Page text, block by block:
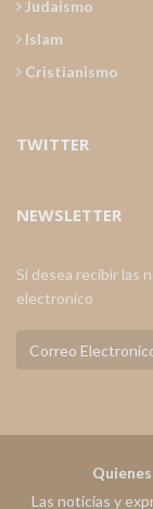
Judaismo
Islam
Cristianismo
TWITTER
NEWSLETTER
Si desea recibir las
electronico
Las noticias y